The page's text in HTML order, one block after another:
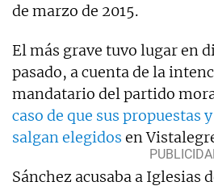
de marzo de 2015.
El más grave tuvo lugar en
pasado, a cuenta de la
mandatario del partido
caso de que sus propuestas
salgan elegidos en
Sánchez acusaba a Iglesias